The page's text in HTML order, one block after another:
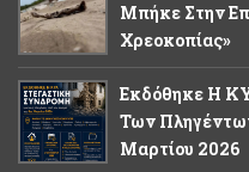
Μπήκε Στην
Χρεοκοπίας»
Εκδόθηκε Η
Των
Μαρτίου 2026